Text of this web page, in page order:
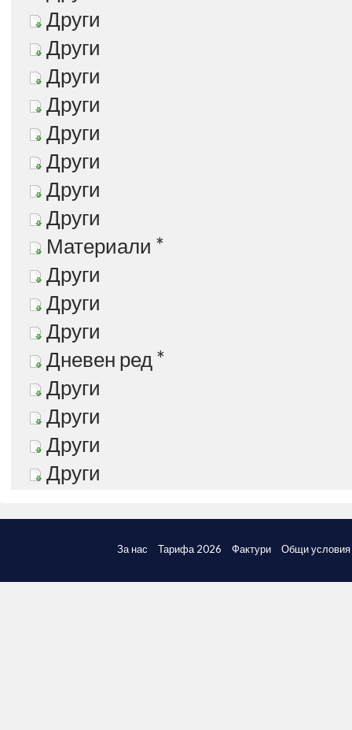
Други
Други
Други
Други
Други
Други
Други
Други
Материали *
Други
Други
Други
Дневен ред *
Други
Други
Други
Други
За нас Тарифа 2026 Фактури Общи условия